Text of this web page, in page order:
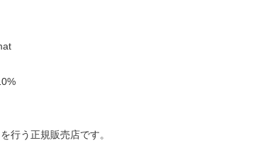
行う正規販売店です。